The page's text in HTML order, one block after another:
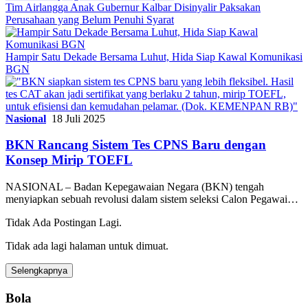
Tim Airlangga Anak Gubernur Kalbar Disinyalir Paksakan
Perusahaan yang Belum Penuhi Syarat
Hampir Satu Dekade Bersama Luhut, Hida Siap Kawal Komunikasi
BGN
Nasional 18 Juli 2025
BKN Rancang Sistem Tes CPNS Baru dengan
Konsep Mirip TOEFL
NASIONAL – Badan Kepegawaian Negara (BKN) tengah
menyiapkan sebuah revolusi dalam sistem seleksi Calon Pegawai…
Tidak Ada Postingan Lagi.
Tidak ada lagi halaman untuk dimuat.
Selengkapnya
Bola